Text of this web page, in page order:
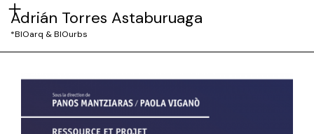
Adrián Torres Astaburuaga
*BIOarq & BIOurbs